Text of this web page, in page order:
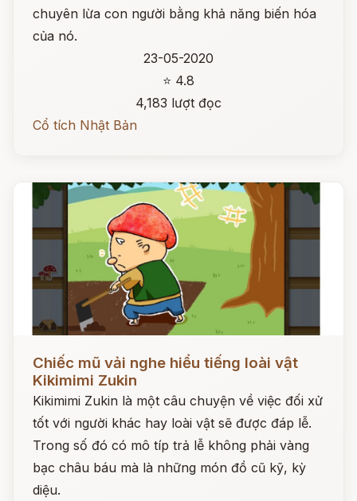
chuyên lừa con người bằng khả năng biến hóa
của nó.
23-05-2020
⭐ 4.8
4,183 lượt đọc
Cổ tích Nhật Bản
Đọc ngay
Chiếc mũ vải nghe hiểu tiếng loài vật
Kikimimi Zukin
Kikimimi Zukin là một câu chuyện về việc đối xử
tốt với người khác hay loài vật sẽ được đáp lễ.
Trong số đó có mô típ trả lễ không phải vàng
bạc châu báu mà là những món đồ cũ kỹ, kỳ
diệu.